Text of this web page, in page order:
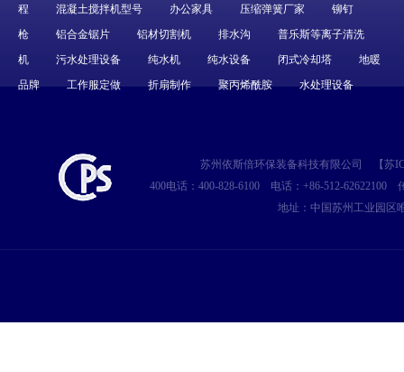
程
混凝土搅拌机型号 办公家具 压缩弹簧厂家
铆钉
枪
铝合金锯片 铝材切割机 排水沟
普乐斯等离子清洗
机
污水处理设备 纯水机 纯水设备 闭式冷却塔
地暖
品牌
工作服定做 折扇制作 聚丙烯酰胺 水处理设备
苏州依斯倍环保装备科技有限公司 【苏
400电话：400-828-6100
电话：+86-512-62622100
地址：中国苏州工业园区